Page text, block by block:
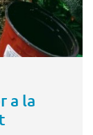
a la